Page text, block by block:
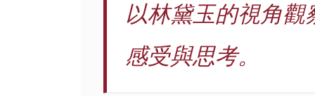
以林黛玉的視角
感受與思考。